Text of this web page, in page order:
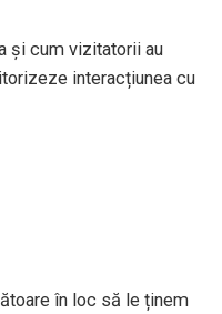
și cum vizitatorii au
interacțiunea cu
în loc să le ținem